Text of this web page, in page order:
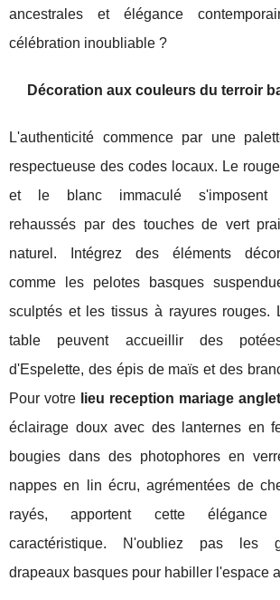
ancestrales et élégance
célébration inoubliable ?
Décoration aux couleurs du terroir
L'authenticité commence par une
respectueuse des codes locaux. Le
et le blanc immaculé s'imposent
rehaussés par des touches de vert
naturel. Intégrez des éléments
comme les pelotes basques
sculptés et les tissus à rayures rouges.
table peuvent accueillir des
d'Espelette, des épis de maïs et des
Pour votre lieu reception mariage anglet
éclairage doux avec des lanternes en
bougies dans des photophores en
nappes en lin écru, agrémentées de
rayés, apportent cette
caractéristique. N'oubliez pas les
drapeaux basques pour habiller l'espace